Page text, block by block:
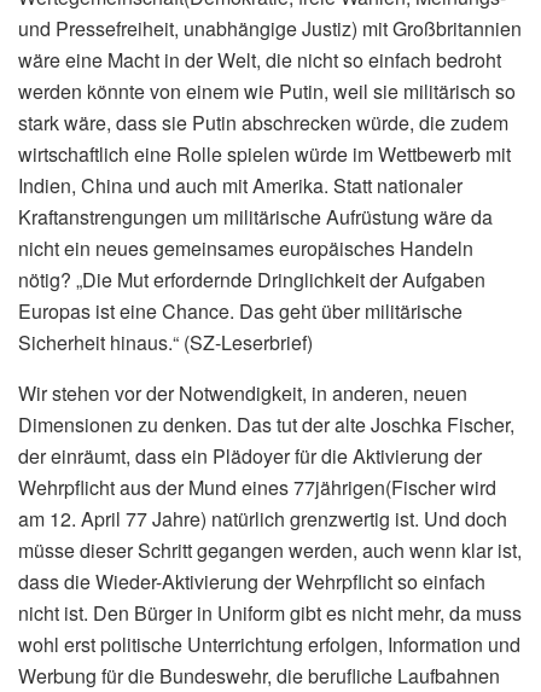
und Pressefreiheit, unabhängige Justiz) mit Großbritannien
wäre eine Macht in der Welt, die nicht so einfach bedroht
werden könnte von einem wie Putin, weil sie militärisch so
stark wäre, dass sie Putin abschrecken würde, die zudem
wirtschaftlich eine Rolle spielen würde im Wettbewerb mit
Indien, China und auch mit Amerika. Statt nationaler
Kraftanstrengungen um militärische Aufrüstung wäre da
nicht ein neues gemeinsames europäisches Handeln
nötig? „Die Mut erfordernde Dringlichkeit der Aufgaben
Europas ist eine Chance. Das geht über militärische
Sicherheit hinaus.“ (SZ-Leserbrief)
Wir stehen vor der Notwendigkeit, in anderen, neuen
Dimensionen zu denken. Das tut der alte Joschka Fischer,
der einräumt, dass ein Plädoyer für die Aktivierung der
Wehrpflicht aus der Mund eines 77jährigen(Fischer wird
am 12. April 77 Jahre) natürlich grenzwertig ist. Und doch
müsse dieser Schritt gegangen werden, auch wenn klar ist,
dass die Wieder-Aktivierung der Wehrpflicht so einfach
nicht ist. Den Bürger in Uniform gibt es nicht mehr, da muss
wohl erst politische Unterrichtung erfolgen, Information und
Werbung für die Bundeswehr, die berufliche Laufbahnen